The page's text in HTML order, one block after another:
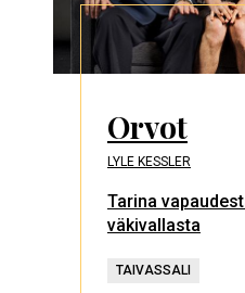
Orvot
LYLE KESSLER
Tarina
väkivallasta
TAIVASSALI